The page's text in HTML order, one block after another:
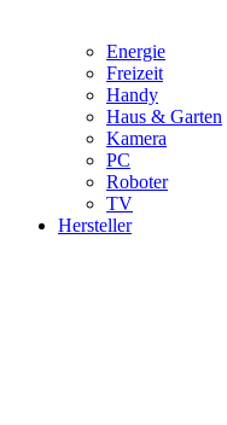
Energie
Freizeit
Handy
Haus & Garten
Kamera
PC
Roboter
TV
Hersteller